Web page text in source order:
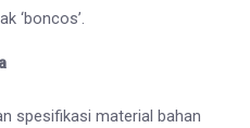
‘boncos’.
spesifikasi material bahan